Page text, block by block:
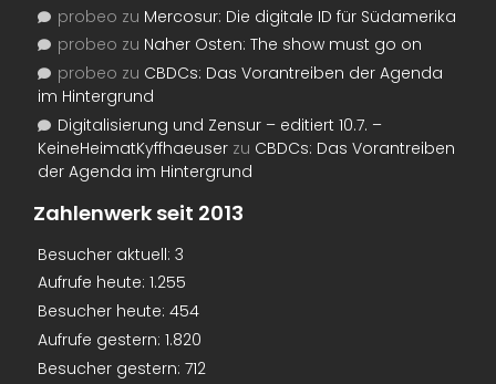
probeo zu Mercosur: Die digitale ID für Südamerika
probeo zu Naher Osten: The show must go on
probeo zu CBDCs: Das Vorantreiben der Agenda
im Hintergrund
Digitalisierung und Zensur – editiert 10.7. –
KeineHeimatKyffhaeuser zu CBDCs: Das Vorantreiben
der Agenda im Hintergrund
Zahlenwerk seit 2013
Besucher aktuell: 3
Aufrufe heute: 1.255
Besucher heute: 454
Aufrufe gestern: 1.820
Besucher gestern: 712